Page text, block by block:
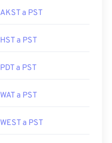
AKST a PST
HST a PST
PDT a PST
WAT a PST
WEST a PST